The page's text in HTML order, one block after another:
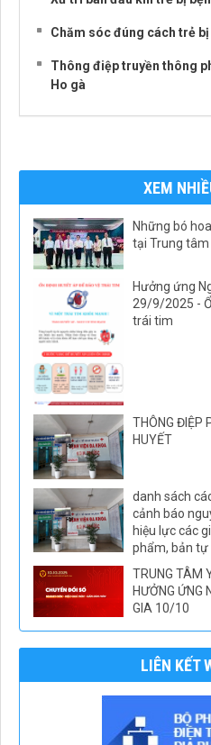
Chăm sóc đúng cách trẻ bị
Thông điệp truyền thông
Ho gà
XEM
Những bó
tại Trung tâm
Hưởng ứng
29/9/2025 -
trái tim
THÔNG ĐIỆP
HUYẾT
danh sách
cảnh báo
hiệu lực các
phẩm, bản tự
TRUNG TÂM
HƯỞNG ỨNG
GIA 10/10
LIÊN KẾT